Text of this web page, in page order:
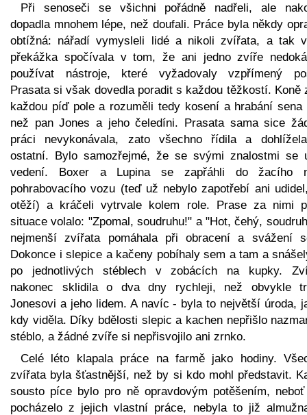
Při senoseči se všichni pořádně nadřeli, ale
dopadla mnohem lépe, než doufali. Práce byla někdy
obtížná: nářadí vymysleli lidé a nikoli zvířata, a tak
překážka spočívala v tom, že ani jedno zvíře
používat nástroje, které vyžadovaly vzpřímený
Prasata si však dovedla poradit s každou těžkostí. Koně
každou píď pole a rozuměli tedy kosení a hrabání sena
než pan Jones a jeho čeledíni. Prasata sama sice
práci nevykonávala, zato všechno řídila a
ostatní. Bylo samozřejmé, že se svými znalostmi se
vedení. Boxer a Lupina se zapřáhli do žacího
pohrabovacího vozu (teď už nebylo zapotřebí ani
otěží) a kráčeli vytrvale kolem role. Prase za nimi
situace volalo: "Zpomal, soudruhu!" a "Hot, čehý,
nejmenší zvířata pomáhala při obracení a svážení
Dokonce i slepice a kačeny pobíhaly sem a tam a
po jednotlivých stéblech v zobácích na kupky.
nakonec sklidila o dva dny rychleji, než obvykle
Jonesovi a jeho lidem. A navíc - byla to největší úroda,
kdy viděla. Díky bdělosti slepic a kachen nepřišlo
stéblo, a žádné zvíře si nepřisvojilo ani zrnko.
Celé léto klapala práce na farmě jako hodiny.
zvířata byla šťastnější, než by si kdo mohl představit.
sousto píce bylo pro ně opravdovým potěšením,
pocházelo z jejich vlastní práce, nebyla to již